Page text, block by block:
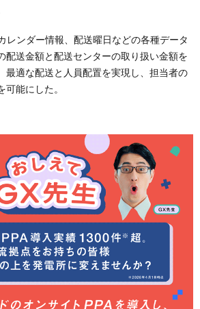
レンダー情報、配送曜日などの各種データ
配送金額と配送センターの取り扱い金額を
最適な配送と人員配置を実現し、担当者の
能にした。